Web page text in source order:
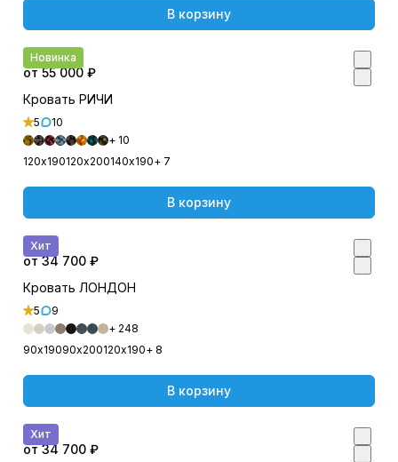
В корзину
Новинка
от 55 000 ₽
Кровать РИЧИ
5
10
+ 10
120х190120х200140х190+ 7
В корзину
Хит
от 34 700 ₽
Кровать ЛОНДОН
5
9
+ 248
90х19090х200120х190+ 8
В корзину
Хит
от 34 700 ₽